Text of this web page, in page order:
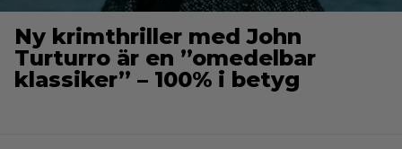
Ny krimthriller med John
Turturro är en ”omedelbar
klassiker” – 100% i betyg